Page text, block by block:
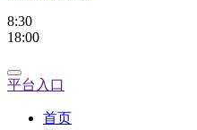
8:30
18:00
平台入口
首页